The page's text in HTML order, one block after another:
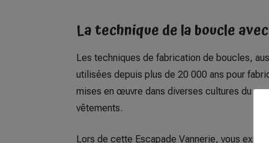
La technique de la boucle
Les techniques de fabrication de boucles,
utilisées depuis plus de 20 000 ans pour
mises en œuvre dans diverses cultures du
vêtements.
Lors de cette Escapade Vannerie, vous